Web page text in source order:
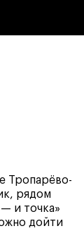
Тропарёво-
рядом
и точка»
дойти